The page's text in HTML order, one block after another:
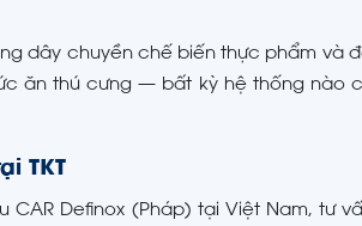
dây chuyền chế biến thực phẩm và
ăn thú cưng — bất kỳ hệ thống nào
TKT
CAR Definox (Pháp) tại Việt Nam, tư